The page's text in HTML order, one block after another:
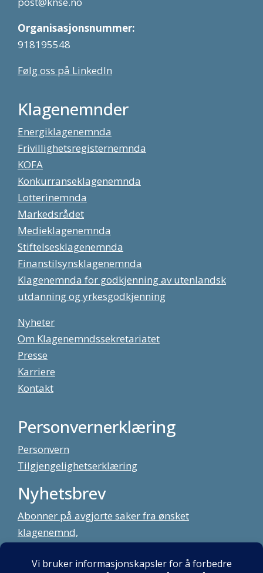
Organisasjonsnummer:
918195548
Følg oss på LinkedIn
Klagenemnder
Energiklagenemnda
Frivillighetsregisternemnda
KOFA
Konkurranseklagenemnda
Lotterinemnda
Markedsrådet
Medieklagenemnda
Stiftelsesklagenemnda
Finanstilsynsklagenemnda
Klagenemnda for godkjenning av utenlandsk
utdanning og yrkesgodkjenning
Nyheter
Om Klagenemndssekretariatet
Presse
Karriere
Kontakt
Personvernerklæring
Personvern
Tilgjengelighetserklæring
Nyhetsbrev
Abonner på avgjorte saker fra ønsket
klagenemnd,